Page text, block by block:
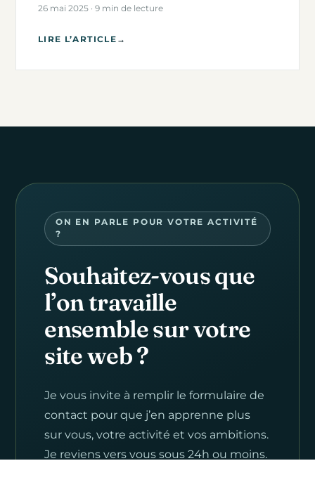
26 mai 2025 · 9 min de lecture
LIRE L’ARTICLE →
ON EN PARLE POUR VOTRE ACTIVITÉ
?
Souhaitez-vous que
l’on travaille
ensemble sur votre
site web ?
Je vous invite à remplir le formulaire de
contact pour que j’en apprenne plus
sur vous, votre activité et vos ambitions.
Je reviens vers vous sous 24h ou moins.